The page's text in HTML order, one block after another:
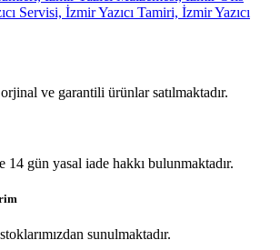
ve garantili ürünlar satılmaktadır.
14 gün yasal iade hakkı bulunmaktadır.
sunulmaktadır.